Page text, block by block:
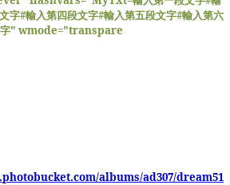
字#輸入第四段文字#輸入第五段文字#輸入第六
" wmode="transpare
albums/ad307/dream51